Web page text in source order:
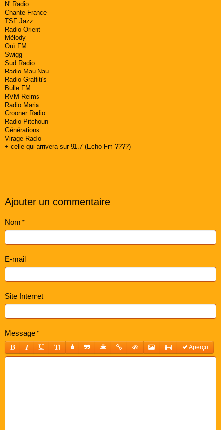
N' Radio
Chante France
TSF Jazz
Radio Orient
Mélody
Ouï FM
Swigg
Sud Radio
Radio Mau Nau
Radio Graffiti's
Bulle FM
RVM Reims
Radio Maria
Crooner Radio
Radio Pitchoun
Générations
Virage Radio
+ celle qui arrivera sur 91.7 (Echo Fm ????)
Ajouter un commentaire
Nom
E-mail
Site Internet
Message
Aperçu